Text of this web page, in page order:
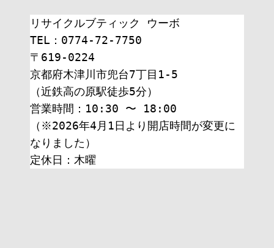
リサイクルブティック ウーボ
TEL：0774-72-7750
〒619-0224
京都府木津川市兜台7丁目1-5
（近鉄高の原駅徒歩5分）
営業時間：10:30 〜 18:00
（※2026年4月1日より開店時間が変更に
なりました）
定休日：木曜